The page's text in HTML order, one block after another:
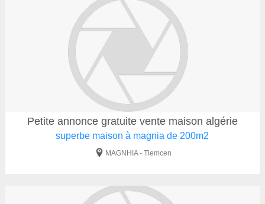
Petite annonce gratuite vente maison algérie
superbe maison à magnia de 200m2
MAGNHIA - Tlemcen